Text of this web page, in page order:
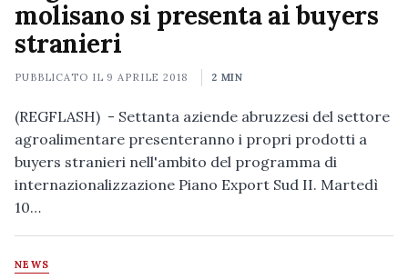
molisano si presenta ai buyers
stranieri
PUBBLICATO IL 9 APRILE 2018 2 MIN
(REGFLASH) - Settanta aziende abruzzesi del settore
agroalimentare presenteranno i propri prodotti a
buyers stranieri nell'ambito del programma di
internazionalizzazione Piano Export Sud II. Martedì
10…
NEWS